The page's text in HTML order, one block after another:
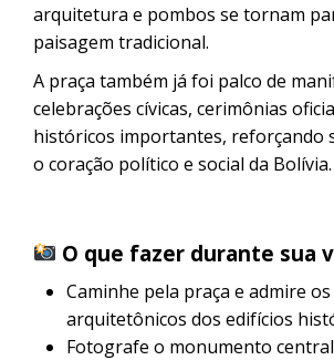
arquitetura e pombos se tornam
paisagem tradicional.
A praça também já foi palco de
celebrações cívicas, cerimônias
históricos importantes, reforçando
o coração político e social da Bolívia.
O que fazer durante sua
Caminhe pela praça e admire
arquitetônicos dos edifícios
Fotografe o monumento